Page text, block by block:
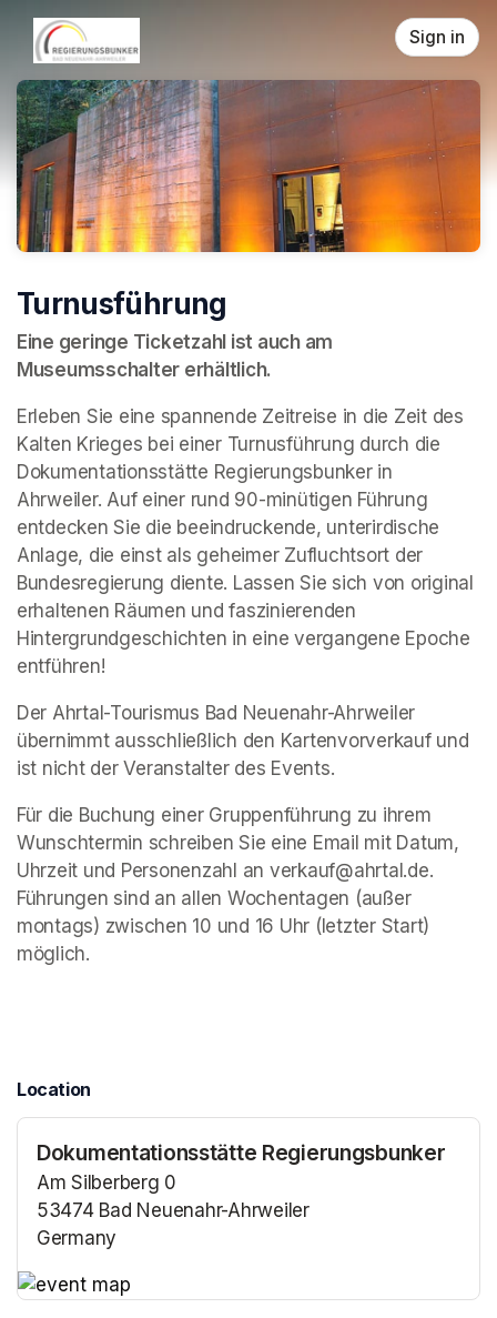
Skip header
Sign in
Turnusführung
Eine geringe Ticketzahl ist auch am
Museumsschalter erhältlich.
Erleben Sie eine spannende Zeitreise in die Zeit des
Kalten Krieges bei einer Turnusführung durch die
Dokumentationsstätte Regierungsbunker in
Ahrweiler. Auf einer rund 90-minütigen Führung
entdecken Sie die beeindruckende, unterirdische
Anlage, die einst als geheimer Zufluchtsort der
Bundesregierung diente. Lassen Sie sich von original
erhaltenen Räumen und faszinierenden
Hintergrundgeschichten in eine vergangene Epoche
entführen!
Der Ahrtal-Tourismus Bad Neuenahr-Ahrweiler
übernimmt ausschließlich den Kartenvorverkauf und
ist nicht der Veranstalter des Events.
Für die Buchung einer Gruppenführung zu ihrem
Wunschtermin schreiben Sie eine Email mit Datum,
Uhrzeit und Personenzahl an verkauf@ahrtal.de.
Führungen sind an allen Wochentagen (außer
montags) zwischen 10 und 16 Uhr (letzter Start)
möglich.
Location
Dokumentationsstätte Regierungsbunker
Am Silberberg 0
53474 Bad Neuenahr-Ahrweiler
Germany